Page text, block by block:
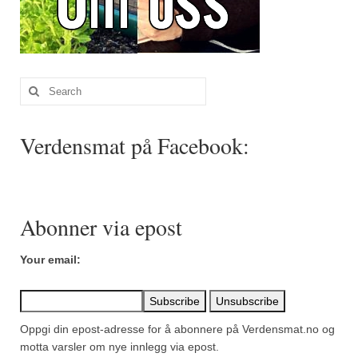
Search
for:
Verdensmat på Facebook:
Abonner via epost
Your email:
Oppgi din epost-adresse for å abonnere på Verdensmat.no og
motta varsler om nye innlegg via epost.